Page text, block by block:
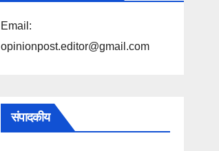
Email:
opinionpost.editor@gmail.com
संपादकीय